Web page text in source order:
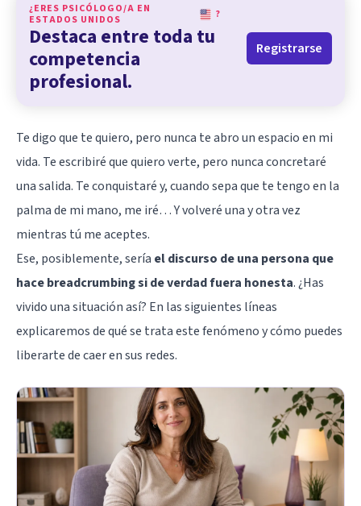
¿ERES PSICÓLOGO/A EN
ESTADOS UNIDOS
?
Destaca entre toda tu
competencia
profesional.
Registrarse
Te digo que te quiero, pero nunca te abro un espacio en mi
vida. Te escribiré que quiero verte, pero nunca concretaré
una salida. Te conquistaré y, cuando sepa que te tengo en la
palma de mi mano, me iré… Y volveré una y otra vez
mientras tú me aceptes.
Ese, posiblemente, sería el discurso de una persona que
hace breadcrumbing si de verdad fuera honesta. ¿Has
vivido una situación así? En las siguientes líneas
explicaremos de qué se trata este fenómeno y cómo puedes
liberarte de caer en sus redes.